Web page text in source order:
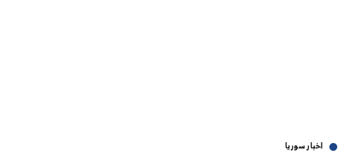
اخبار سوريا